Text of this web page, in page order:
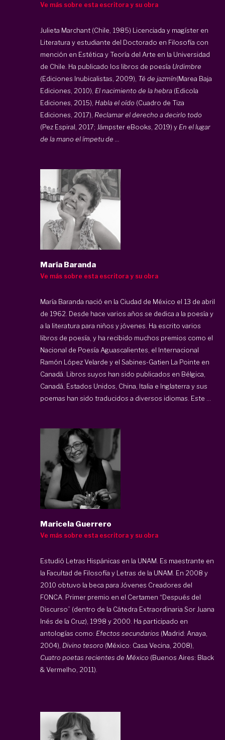
Ve más sobre esta escritora y su obra
Julieta Marchant (Chile, 1985) Licenciada y magíster en
Literatura y estudiante del Doctorado en Filosofía con
mención en Estética y Teoría del Arte en la Universidad
de Chile. Ha publicado los libros de poesía Urdimbre
(Ediciones Inubicalistas, 2009), Té de jazmín(Marea Baja
Ediciones, 2010), El nacimiento de la hebra (Edicola
Ediciones, 2015), Habla el oído (Cuadro de Tiza
Ediciones, 2017), Reclamar el derecho a decirlo todo
(Pez Espiral, 2017; Jámpster eBooks, 2019) y En el lugar
de la mano el ímpetu de ...
María Baranda
Ve más sobre esta escritora y su obra
María Baranda nació en la Ciudad de México el 13 de abril
de 1962. Desde hace varios años se dedica a la poesía y
a la literatura para niños y jóvenes. Ha escrito varios
libros de poesía, y ha recibido muchos premios como el
Nacional de Poesía Aguascalientes, el Internacional
Ramón López Velarde y el Sabines-Gatien La Pointe en
Canadá. Libros suyos han sido publicados en Bélgica,
Canadá, Estados Unidos, China, Italia e Inglaterra y sus
poemas han sido traducidos a diversos idiomas. Este ...
Maricela Guerrero
Ve más sobre esta escritora y su obra
Estudió Letras Hispánicas en la UNAM. Es maestrante en
la Facultad de Filosofía y Letras de la UNAM. En 2008 y
2010 obtuvo la beca para Jóvenes Creadores del
FONCA. Primer premio en el Certamen “Después del
Discurso” (dentro de la Cátedra Extraordinaria Sor Juana
Inés de la Cruz), 1998 y 2000. Ha participado en
antologías como: Efectos secundarios (Madrid: Anaya,
2004), Divino tesoro (México: Casa Vecina, 2008),
Cuatro poetas recientes de México (Buenos Aires: Black
& Vermelho, 2011).